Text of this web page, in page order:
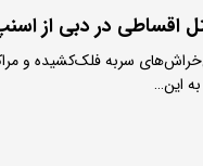
اقساطی در دبی از
سربه فلک‌کشیده و
به این…